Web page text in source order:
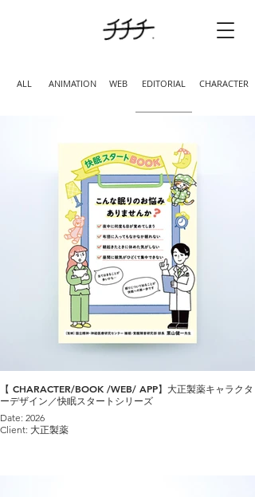
ALL ANIMATION WEB EDITORIAL CHARACTER
【 CHARACTER/BOOK /WEB/ APP】大正製薬キャラクタ
ーデザイン／快眠スタートシリーズ
Date: 2026
Client: 大正製薬